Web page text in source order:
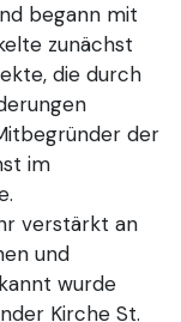
begann mit
zunächst
die durch
der
im
verstärkt an
und
wurde
Kirche St.